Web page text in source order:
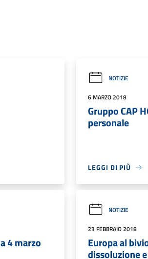
NOTIZIE
6 MARZO 2018
Gruppo CAP
personale
LEGGI DI PIÙ
4 marzo
NOTIZIE
23 FEBBRAIO 2018
Europa al
dissoluzione